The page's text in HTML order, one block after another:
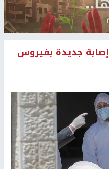
دولة الاحتلال تسجّل 8185 إصابة جديدة بفيروس